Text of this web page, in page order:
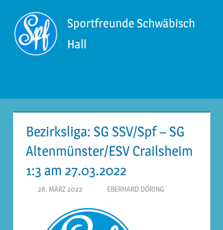
Inhalt
springen
Sportfreunde Schwäbisch
Hall
Bezirksliga: SG SSV/Spf – SG
Altenmünster/ESV Crailsheim
1:3 am 27.03.2022
28. MÄRZ 2022 EBERHARD DÖRING